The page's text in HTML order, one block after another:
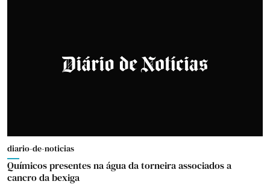
diario-de-noticias
Químicos presentes na água da torneira associados a
cancro da bexiga